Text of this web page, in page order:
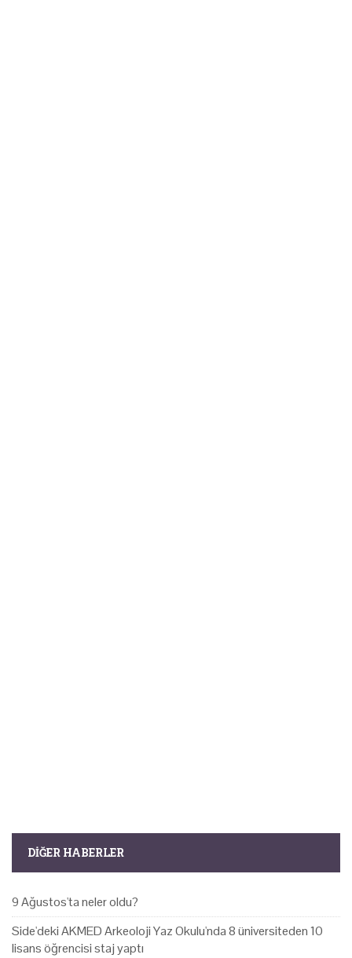
DIĞER HABERLER
9 Ağustos'ta neler oldu?
Side'deki AKMED Arkeoloji Yaz Okulu'nda 8 üniversiteden 10
lisans öğrencisi staj yaptı